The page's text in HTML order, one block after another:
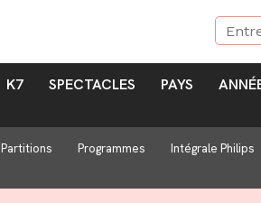
K7 SPECTACLES PAYS
Partitions Programmes Intégrale Philips